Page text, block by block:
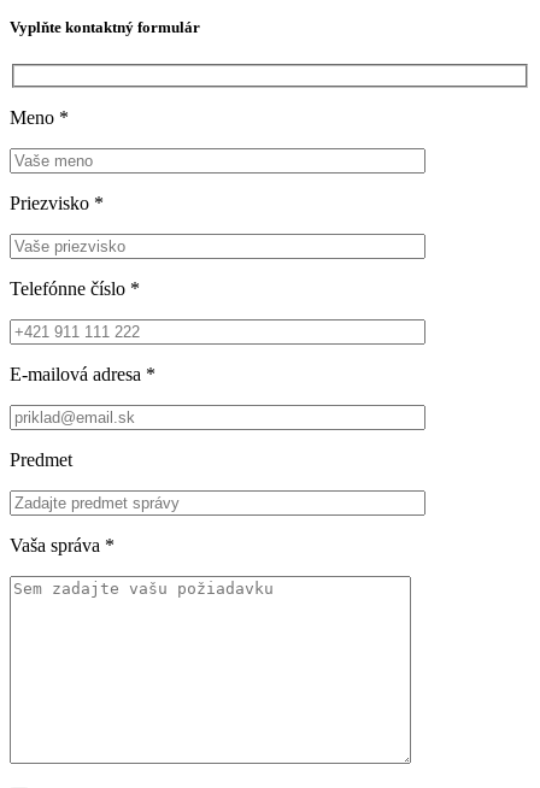
Vyplňte kontaktný formulár
Meno *
Priezvisko *
Telefónne číslo *
E-mailová adresa *
Predmet
Vaša správa *